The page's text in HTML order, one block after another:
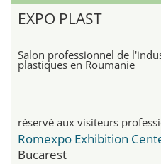
EXPO PLAST
Salon professionnel de
plastiques en Roumanie
réservé aux visiteurs
Romexpo Exhibition
Bucarest